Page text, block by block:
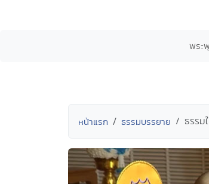
พระ
หน้าแรก ธรรมบรรยาย ธรร